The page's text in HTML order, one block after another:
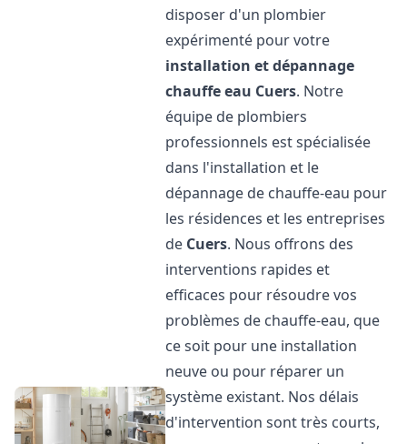
disposer d'un plombier
expérimenté pour votre
installation et dépannage
chauffe eau Cuers. Notre
équipe de plombiers
professionnels est spécialisée
dans l'installation et le
dépannage de chauffe-eau pour
les résidences et les entreprises
de Cuers. Nous offrons des
interventions rapides et
efficaces pour résoudre vos
problèmes de chauffe-eau, que
ce soit pour une installation
neuve ou pour réparer un
système existant. Nos délais
d'intervention sont très courts,